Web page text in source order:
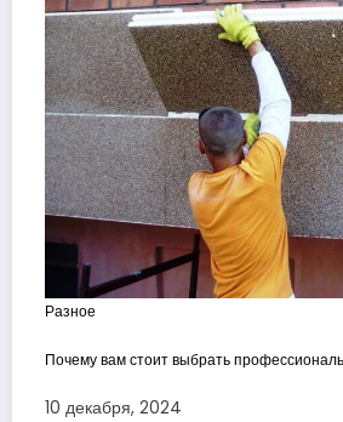
Разное
Почему вам стоит выбрать
10 декабря, 2024